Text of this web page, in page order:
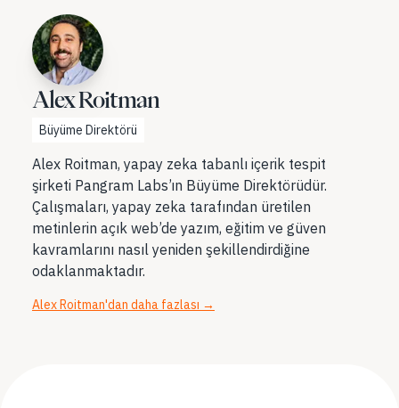
Alex Roitman
Büyüme Direktörü
Alex Roitman, yapay zeka tabanlı içerik tespit
şirketi Pangram Labs’ın Büyüme Direktörüdür.
Çalışmaları, yapay zeka tarafından üretilen
metinlerin açık web’de yazım, eğitim ve güven
kavramlarını nasıl yeniden şekillendirdiğine
odaklanmaktadır.
Alex Roitman'dan daha fazlası →